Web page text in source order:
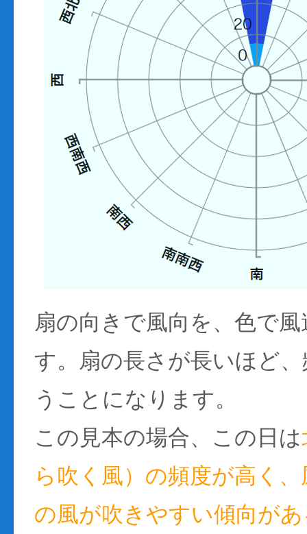
扇の向きで風向を、色で
す。扇の長さが長いほど
うことになります。
この見本の場合、この日は
ら吹く風）の頻度が高く
の風が吹きやすい傾向が